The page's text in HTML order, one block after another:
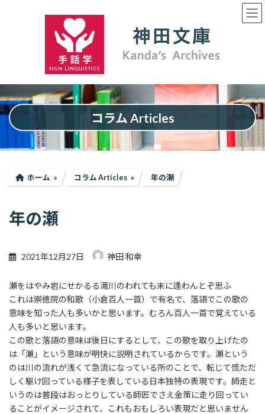
ッ
プ
移
動
コラム Articles
ホーム コラム Articles 年の瀬
年の瀬
2021年12月27日 神田 和幸
瀬をはやみ岩にせかるる滝川のわれても末に逢わんとぞ思ふ
これは崇徳院の和歌（小倉百人一首）で有名で、落語でこの歌の
意味を知った人も多いかと思います。むろん百人一首で覚えている
人も多いと思います。
この歌と落語の意味は後日にするとして、この歌を取り上げたの
は「瀬」という意味が明快に説明されているからです。瀬という
のは川の流れが浅くて急流になっている所のことで、転じて慌ただ
しく駆け回っている様子を表している日本独特の表現です。師走と
いうのは普段はおっとりしている師匠でさえ金策に走り回ってい
ることがイメージされて、これもおもしろい表現だと思いません